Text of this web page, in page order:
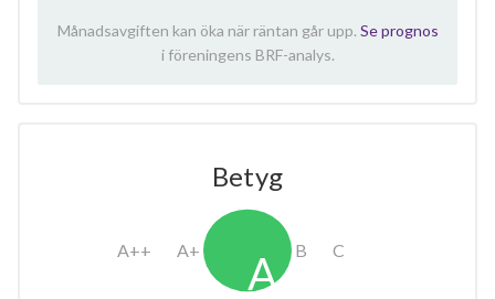
Månadsavgiften kan öka när räntan går upp. Se prognos
i föreningens BRF-analys.
Betyg